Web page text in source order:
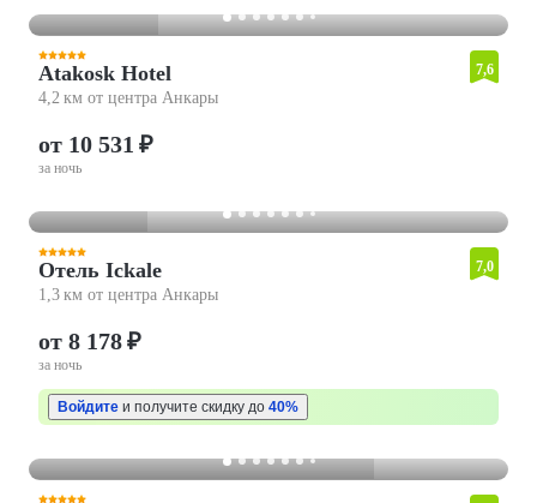
Atakosk Hotel
4,2 км от центра Анкары
7,6
от 10 531 ₽
за ночь
Отель Ickale
1,3 км от центра Анкары
7,0
от 8 178 ₽
за ночь
Войдите и получите скидку до 40%